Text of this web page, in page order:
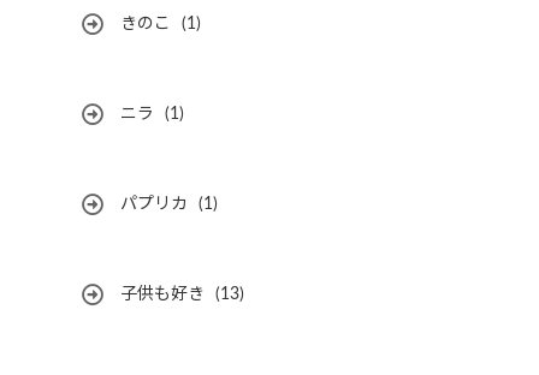
きのこ (1)
ニラ (1)
パプリカ (1)
子供も好き (13)